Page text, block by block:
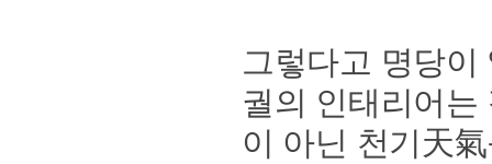
그렇다고 명당이
궐의 인태리어는
이 아닌 천기天